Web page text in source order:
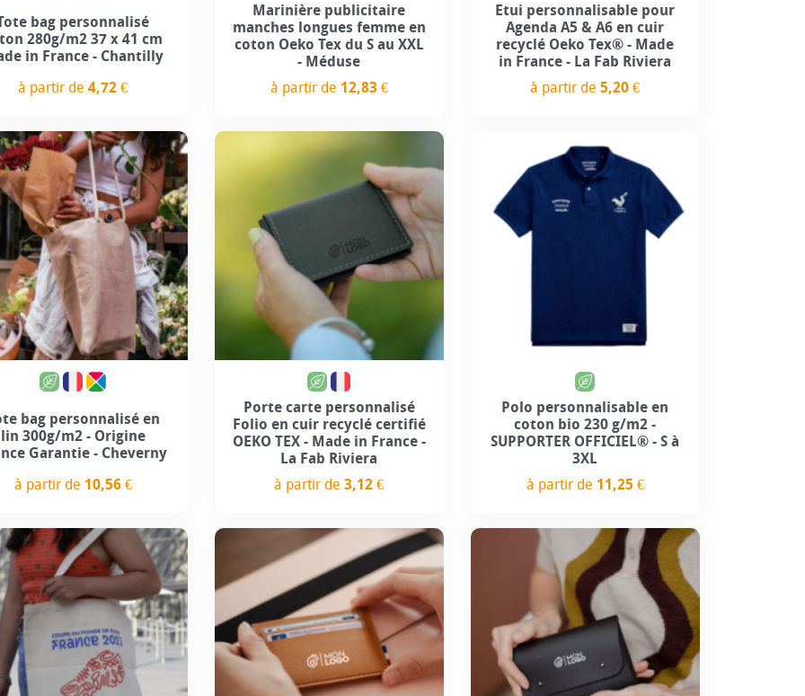
bag personnalisé
280g/m2 37 x 41 cm
in France - Chantilly
à partir de4,72 €
Marinière publicitaire
manches longues femme en
coton Oeko Tex du S au XXL
- Méduse
à partir de 12,83 €
Etui personnalisable pour
Agenda A5 & A6 en cuir
recyclé Oeko Tex® - Made
in France - La Fab Riviera
à partir de5,20 €
bag personnalisé en
lin 300g/m2 - Origine
Garantie - Cheverny
à partir de 10,56 €
Porte carte personnalisé
Folio en cuir recyclé certifié
OEKO TEX - Made in France -
La Fab Riviera
à partir de3,12 €
Personnalisation incluse
Polo personnalisable en
coton bio 230 g/m2 -
SUPPORTER OFFICIEL® - S à
3XL
à partir de 11,25 €